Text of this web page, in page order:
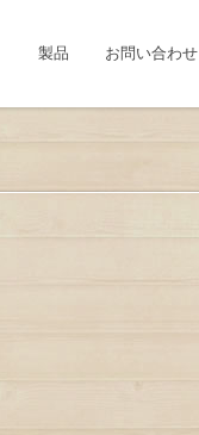
製品 お問い合わせ